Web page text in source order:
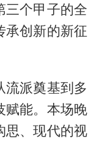
三个甲子的全
承创新的新征
流派奠基到多
赋能。本场晚
思、现代的视